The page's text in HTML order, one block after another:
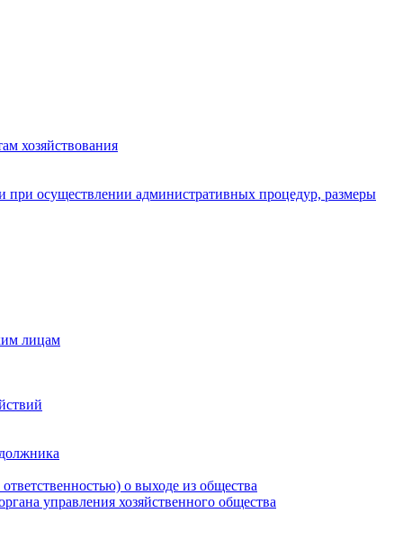
хозяйствования
осуществлении административных процедур, размеры
лицам
о выходе из общества
управления хозяйственного общества